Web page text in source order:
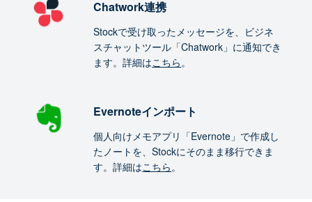
Chatwork連携
Stockで受け取ったメッセージを、ビジネ
スチャットツール「Chatwork」に通知でき
ます。詳細はこちら。
Evernoteインポート
個人向けメモアプリ「Evernote」で作成し
たノートを、Stockにそのまま移行できま
す。詳細はこちら。